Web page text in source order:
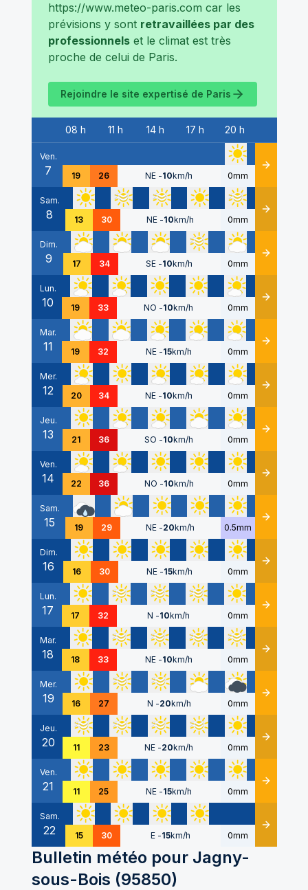
https://www.meteo-paris.com car les
prévisions y sont retravaillées par des
professionnelset le climat est très
proche de celui de Paris.
Rejoindre le site expertisé de Paris
Date
08 h 11 h 14 h 17 h 20 h
Ven.
7 19 26 NE -10km/h 0mm Détails
Sam.
8 13 30 NE -10km/h 0mm Détails
Dim.
9 17 34 SE -10km/h 0mm Détails
Lun.
10 19 33 NO -10km/h 0mm Détails
Mar.
11 19 32 NE -15km/h 0mm Détails
Mer.
12 20 34 NE -10km/h 0mm Détails
Jeu.
13 21 36 SO -10km/h 0mm Détails
Ven.
14 22 36 NO -10km/h 0mm Détails
Sam.
15 19 29 NE -20km/h 0.5mm Détails
Dim.
16 16 30 NE -15km/h 0mm Détails
Lun.
17 17 32 N -10km/h 0mm Détails
Mar.
18 18 33 NE -10km/h 0mm Détails
Mer.
19 16 27 N -20km/h 0mm Détails
Jeu.
20 11 23 NE -20km/h 0mm Détails
Ven.
21 11 25 NE -15km/h 0mm Détails
Sam.
22 15 30 E -15km/h 0mm Détails
Bulletin météo pour Jagny-
sous-Bois (95850)